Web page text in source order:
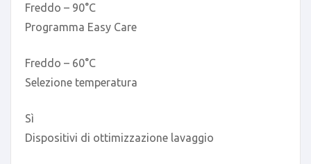
Freddo – 90°C
Programma Easy Care
Freddo – 60°C
Selezione temperatura
Sì
Dispositivi di ottimizzazione lavaggio